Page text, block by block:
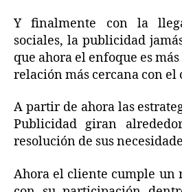
Y finalmente con la
sociales, la publicidad
que ahora el enfoque es
relación más cercana con el
A partir de ahora las
Publicidad giran
resolución de sus
Ahora el cliente cumple un